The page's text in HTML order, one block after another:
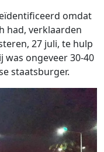
omdat
had, verklaarden
27 juli, te hulp
was ongeveer 30-40
staatsburger.